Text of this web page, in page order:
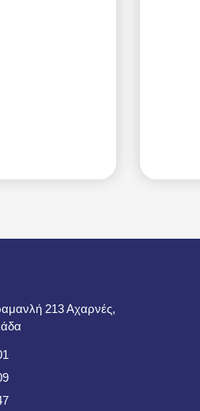
213 Αχαρνές,